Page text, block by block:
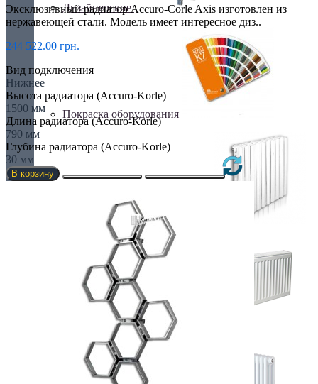
Дизайнерские
Покраска оборудования
РАДИАТОРЫ ДЛЯ ЗАМЕНЫ
СТАЛЬНЫЕ РАДИАТОРЫ
Эксклюзивный радиатор Accuro-Corle Axis изготовлен из
нержавеющей стали. Модель имеет интересное диз..
244 522.00 грн.
Вид подключения
Нижнее
Высота радиатора (Accuro-Korle)
1500 мм
Длина радиатора (Accuro-Korle)
790 мм
Глубина радиатора (Accuro-Korle)
30 мм
В корзину